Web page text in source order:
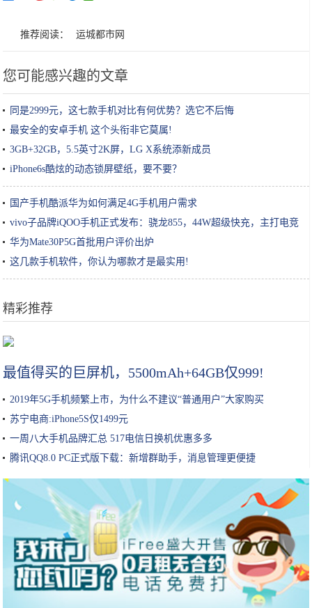
推荐阅读： 运城都市网
您可能感兴趣的文章
同是2999元，这七款手机对比有何优势？选它不后悔
最安全的安卓手机 这个头衔非它莫属!
3GB+32GB，5.5英寸2K屏，LG X系统添新成员
iPhone6s酷炫的动态锁屏壁纸，要不要？
国产手机酷派华为如何满足4G手机用户需求
vivo子品牌iQOO手机正式发布：骁龙855，44W超级快充，主打电竞
华为Mate30P5G首批用户评价出炉
这几款手机软件，你认为哪款才是最实用!
精彩推荐
最值得买的巨屏机，5500mAh+64GB仅999!
2019年5G手机频繁上市，为什么不建议“普通用户”大家购买
苏宁电商:iPhone5S仅1499元
一周八大手机品牌汇总 517电信日换机优惠多多
腾讯QQ8.0 PC正式版下载：新增群助手，消息管理更便捷